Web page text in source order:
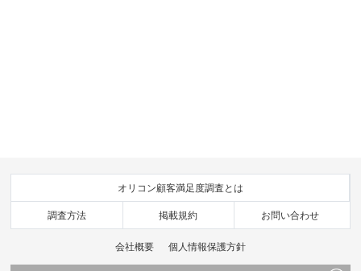
オリコン顧客満足度調査とは
調査方法 掲載規約 お問い合わせ
会社概要 個人情報保護方針